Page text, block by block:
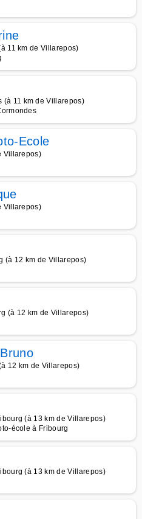
11 km de Villarepos)
(à 11 km de Villarepos)
Ecole
Villarepos)
Villarepos)
(à 12 km de Villarepos)
(à 12 km de Villarepos)
12 km de Villarepos)
(à 13 km de Villarepos)
école à Fribourg
(à 13 km de Villarepos)